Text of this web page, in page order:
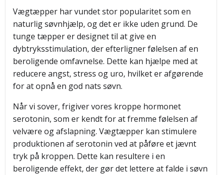
Vægtæpper har vundet stor popularitet som en
naturlig søvnhjælp, og det er ikke uden grund. De
tunge tæpper er designet til at give en
dybtryksstimulation, der efterligner følelsen af en
beroligende omfavnelse. Dette kan hjælpe med at
reducere angst, stress og uro, hvilket er afgørende
for at opnå en god nats søvn.
Når vi sover, frigiver vores kroppe hormonet
serotonin, som er kendt for at fremme følelsen af
velvære og afslapning. Vægtæpper kan stimulere
produktionen af serotonin ved at påføre et jævnt
tryk på kroppen. Dette kan resultere i en
beroligende effekt, der gør det lettere at falde i søvn